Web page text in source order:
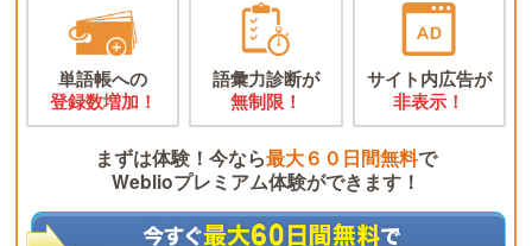
単語帳への
登録数増加！
語彙力診断が
無制限！
サイト内広告が
非表示！
まずは体験！今なら最大６０日間無料で
Weblioプレミアム体験ができます！